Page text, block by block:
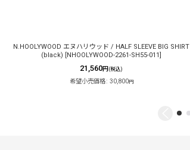
N.HOOLYWOOD エヌハリウッド / HALF SLEEVE BIG SHIRT
(black) [NHOOLYWOOD-2261-SH55-011]
21,560円 (税込)
希望小売価格: 30,800円